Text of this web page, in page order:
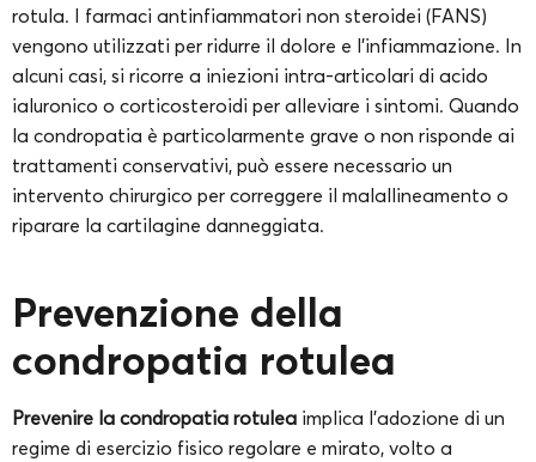
rotula. I farmaci antinfiammatori non steroidei (FANS)
vengono utilizzati per ridurre il dolore e l’infiammazione. In
alcuni casi, si ricorre a iniezioni intra-articolari di acido
ialuronico o corticosteroidi per alleviare i sintomi. Quando
la condropatia è particolarmente grave o non risponde ai
trattamenti conservativi, può essere necessario un
intervento chirurgico per correggere il malallineamento o
riparare la cartilagine danneggiata.
Prevenzione della
condropatia rotulea
Prevenire la condropatia rotulea implica l’adozione di un
regime di esercizio fisico regolare e mirato, volto a